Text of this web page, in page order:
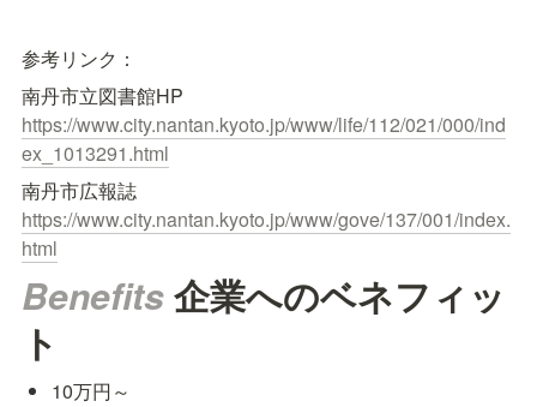
参考リンク：
https://www.city.nantan.kyoto.jp/www/life/112/021/000/ind
ex_1013291.html
https://www.city.nantan.kyoto.jp/www/gove/137/001/index.
html
Benefits 企業へのベネフィッ
ト
10万円～